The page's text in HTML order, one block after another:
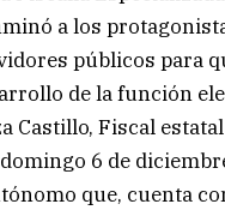
a los
públicos para
de la función
Castillo, Fiscal
6 de
que, cuenta